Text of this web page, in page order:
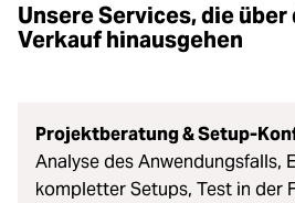
Unsere Services, die über
Verkauf hinausgehen
Projektberatung & Setup-
Analyse des Anwendungsfalls,
kompletter Setups, Test in der